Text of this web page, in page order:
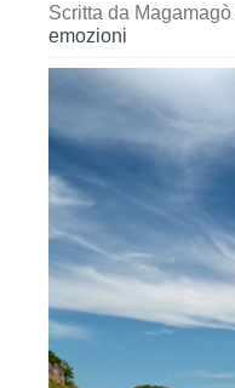
Scritta da Magamagò
emozioni